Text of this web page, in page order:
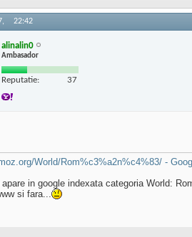
22:42
alinalin0
Ambasador
Reputatie: 37
World/Rom%c3%a2n%c4%83/ -
in google indexata categoria World:
si fara...